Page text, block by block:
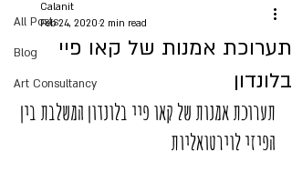
All Posts
Blog
Art Consultancy
תערוכת אמנות של קאו פיי
בלונדון
Calanit
Feb 24, 2020 2 min read
תערוכת אמנות של קאו פיי בלונדון המשלבת בין
הפיזי לוירטואליות